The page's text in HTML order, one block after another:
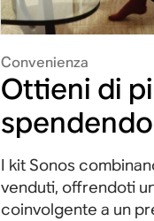
Convenienza
Ottieni di
I kit Sonos
venduti, offrendoti
coinvolgente a un